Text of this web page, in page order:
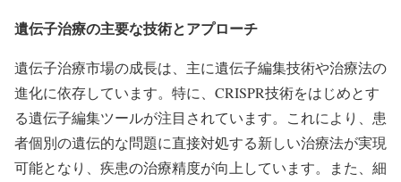
遺伝子治療の主要な技術とアプローチ
遺伝子治療市場の成長は、主に遺伝子編集技術や治療法の
進化に依存しています。特に、CRISPR技術をはじめとす
る遺伝子編集ツールが注目されています。これにより、患
者個別の遺伝的な問題に直接対処する新しい治療法が実現
可能となり、疾患の治療精度が向上しています。また、細